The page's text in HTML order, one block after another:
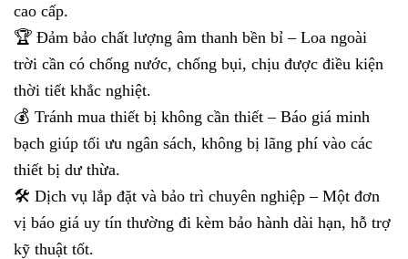
cao cấp.
🏆 Đảm bảo chất lượng âm thanh bền bỉ – Loa ngoài
trời cần có chống nước, chống bụi, chịu được điều kiện
thời tiết khắc nghiệt.
💰 Tránh mua thiết bị không cần thiết – Báo giá minh
bạch giúp tối ưu ngân sách, không bị lãng phí vào các
thiết bị dư thừa.
🛠️ Dịch vụ lắp đặt và bảo trì chuyên nghiệp – Một đơn
vị báo giá uy tín thường đi kèm bảo hành dài hạn, hỗ trợ
kỹ thuật tốt.